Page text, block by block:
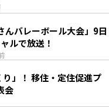
んバレーボール大会」9日
ルで放送！
」！ 移住・定住促進プ
会